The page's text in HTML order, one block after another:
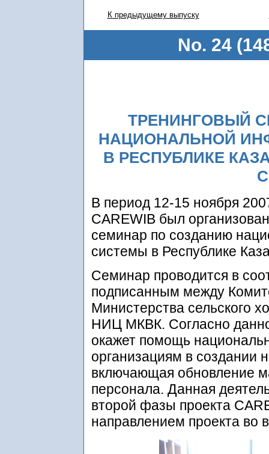
К предыдущему выпуску
No. 24
ТРЕНИНГОВЫЙ
НАЦИОНАЛЬНОЙ
В РЕСПУБЛИКЕ
В период 12-15 ноября
CAREWIB был
семинар по созданию
системы в Республике
Семинар проводится в
подписанным между
Министерства сельского
НИЦ МКВК. Согласно
окажет помощь
организациям в создании
включающая обновление
персонала. Данная
второй фазы проекта
направлением проекта во